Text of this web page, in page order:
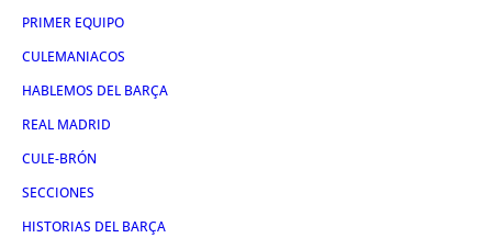
PRIMER EQUIPO
CULEMANIACOS
HABLEMOS DEL BARÇA
REAL MADRID
CULE-BRÓN
SECCIONES
HISTORIAS DEL BARÇA